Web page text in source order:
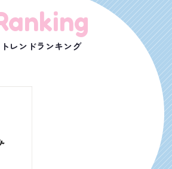
トレンドランキング